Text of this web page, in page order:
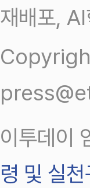
재배포,
이투데이
령 및 실천